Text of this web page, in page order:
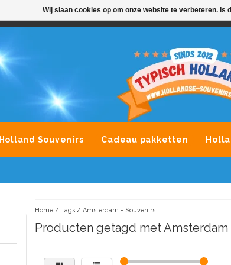
AVONDLEVERING MOGELIJK
Holland Souvenirs Cadeau pakketten
Home/ Tags/ Amsterdam - Souvenirs
Producten getagd met Amsterdam
Wij slaan cookies op om onze website te verbeteren. Is